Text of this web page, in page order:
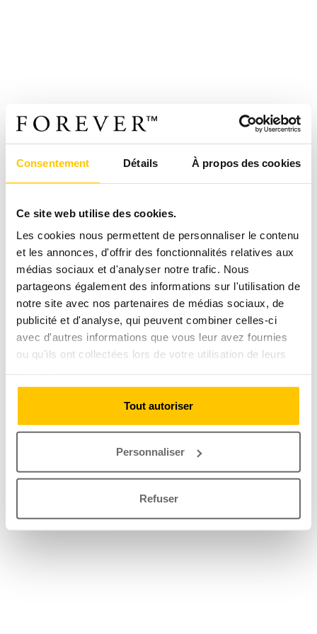
Consentement Détails À propos des cookies
Ce site web utilise des cookies.
Les cookies nous permettent de personnaliser le contenu
et les annonces, d'offrir des fonctionnalités relatives aux
médias sociaux et d'analyser notre trafic. Nous
partageons également des informations sur l'utilisation de
notre site avec nos partenaires de médias sociaux, de
publicité et d'analyse, qui peuvent combiner celles-ci
avec d'autres informations que vous leur avez fournies
ou qu'ils ont collectées lors de votre utilisation de leurs
Tout autoriser
Personnaliser
Refuser